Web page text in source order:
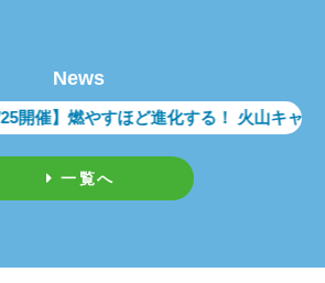
News
催】燃やすほど進化する！ 火山キャン
開催】燃やすほど進化する！ 火山キャン
一覧へ